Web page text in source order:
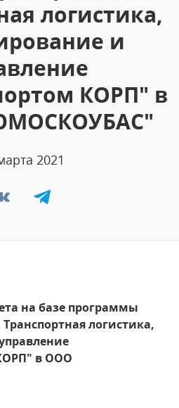
логистика,
и
КОРП" в
2021
на базе программы
логистика,
в ООО